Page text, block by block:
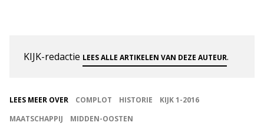
KIJK-redactie LEES ALLE ARTIKELEN VAN DEZE AUTEUR.
LEES MEER OVER COMPLOT HISTORIE
KIJK 1-2016
MAATSCHAPPIJ
MIDDEN-OOSTEN